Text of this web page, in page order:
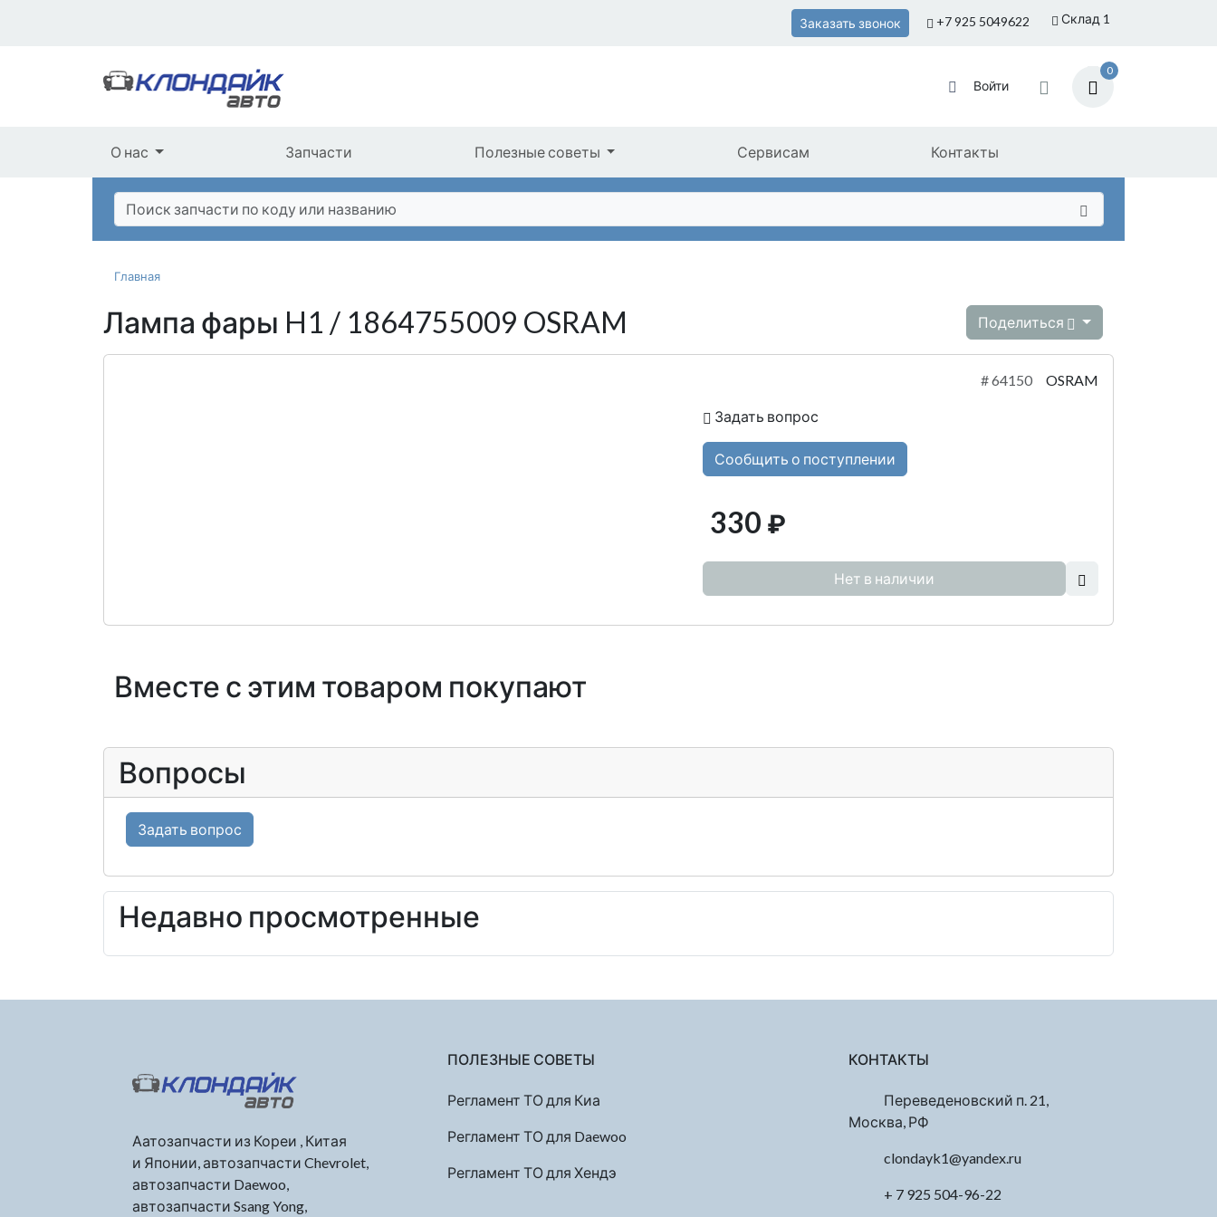
Склад 1
Заказать звонок +7 925 5049622
Войти
0
О нас Запчасти Полезные советы Сервисам Контакты
Главная
Лампа фары H1 / 1864755009 OSRAM Поделиться
#64150 OSRAM
Задать вопрос
Сообщить о поступлении
330 ₽
Нет в наличии
Вместе с этим товаром покупают
Вопросы
Задать вопрос
Недавно просмотренные
Аатозапчасти из Кореи , Китая
и Японии, автозапчасти Chevrolet,
автозапчасти Daewoo,
автозапчасти Ssang Yong,
ПОЛЕЗНЫЕ СОВЕТЫ
Регламент ТО для Киа
Регламент ТО для Daewoo
Регламент ТО для Хендэ
КОНТАКТЫ
Переведеновский п. 21,
Москва, РФ
clondayk1@yandex.ru
+ 7 925 504-96-22